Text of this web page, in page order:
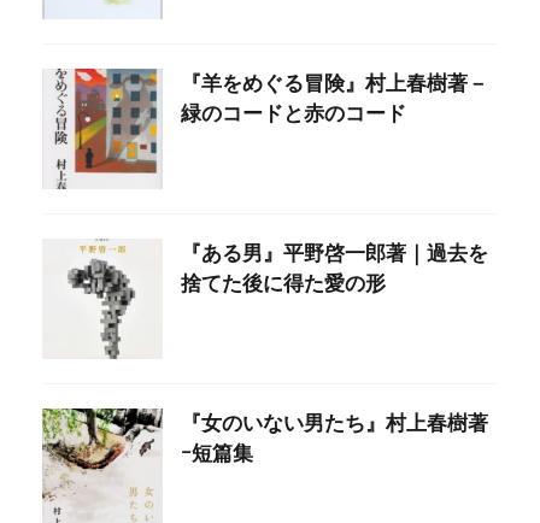
『羊をめぐる冒険』村上春樹著－
緑のコードと赤のコード
『ある男』平野啓一郎著｜過去を
捨てた後に得た愛の形
『女のいない男たち』村上春樹著
ｰ短篇集